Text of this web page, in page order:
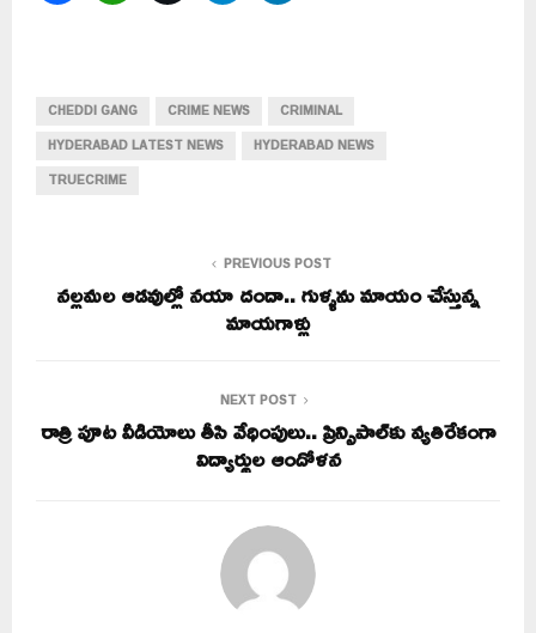
CHEDDI GANG CRIME NEWS
CRIMINAL
HYDERABAD LATEST NEWS
HYDERABAD NEWS
TRUECRIME
PREVIOUS POST
నల్లమల ఆడవుల్లో నయా దందా.. గుళ్ళను మాయం చేస్తున్న
మాయగాళ్లు
NEXT POST
రాత్రి పూట వీడియోలు తీసి వేధింపులు.. ప్రిన్సిపాల్‌కు వ్యతిరేకంగా
విద్యార్థుల ఆందోళన